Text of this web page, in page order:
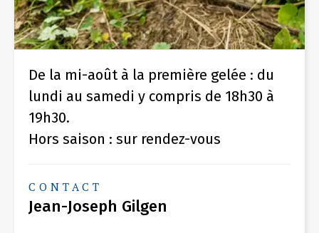
De la mi-août à la première gelée : du
lundi au samedi y compris de 18h30 à
19h30.
Hors saison : sur rendez-vous
CONTACT
Jean-Joseph Gilgen